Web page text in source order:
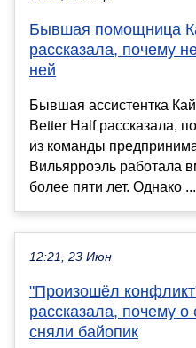
Бывшая помощница
рассказала, почему
ней
Бывшая ассистентка
Better Half рассказала,
из команды
Вильярроэль работала
более пяти лет. Однако ...
12:21, 23 Июн
"Произошёл
рассказала, почему о
сняли байопик